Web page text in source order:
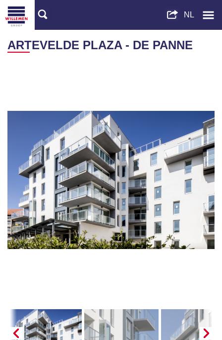
ARTEVELDE PLAZA - DE PANNE